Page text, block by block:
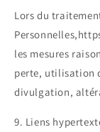
Lors du
les mesures
perte, utilisation
divulgation,
9. Liens